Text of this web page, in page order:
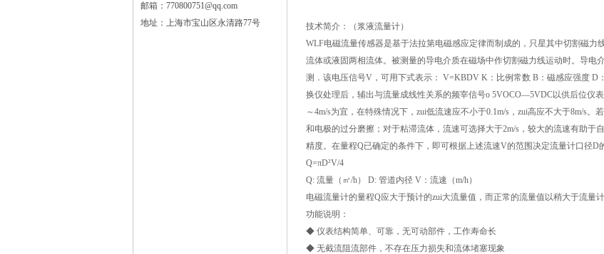
邮箱：770800751@qq.com
地址：上海市宝山区永清路77号
技术简介：（浆液流量计）
WLF电磁流量传感器是基于法拉第电磁感应定律而制成的，只星其中切割磁
流体或液固两相流体。被测量的导电介质在磁场中作切割磁力线运动时。导电
测．该电压信号V，可用下式表示： V=KBDV K：比例常数 B：磁感应强度 D
换仪处理后，辅出与流量成线性关系的频宰信号o 5VOCO—5VDC以供后位仪
～4m/s为宜，在特殊情况下，zui低流速应不小于0.1m/s，zui高应不大于8m/s
和电极的过分磨擦；对于粘滞流体，流速可选择大于2m/s，较大的流速有助于
精度。在量程Q已确定的条件下，即可根据上述流速V的范围决定流量计口径D
Q=πD²V/4
Q: 流量（㎡/h） D: 管道内径 V：流速（m/h）
电磁流量计的量程Q应大于预计的zui大流量值，而正常的流量值以稍大于流量计
功能说明：
◆ 仪表结构简单、可靠，无可动部件，工作寿命长
◆ 无截流阻流部件，不存在压力损失和流体堵塞现象